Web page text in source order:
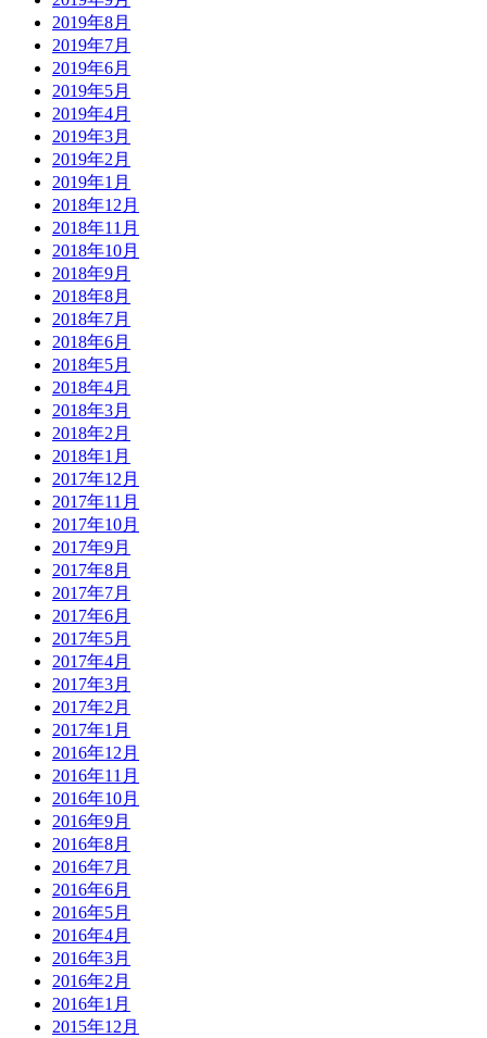
2019年8月
2019年7月
2019年6月
2019年5月
2019年4月
2019年3月
2019年2月
2019年1月
2018年12月
2018年11月
2018年10月
2018年9月
2018年8月
2018年7月
2018年6月
2018年5月
2018年4月
2018年3月
2018年2月
2018年1月
2017年12月
2017年11月
2017年10月
2017年9月
2017年8月
2017年7月
2017年6月
2017年5月
2017年4月
2017年3月
2017年2月
2017年1月
2016年12月
2016年11月
2016年10月
2016年9月
2016年8月
2016年7月
2016年6月
2016年5月
2016年4月
2016年3月
2016年2月
2016年1月
2015年12月